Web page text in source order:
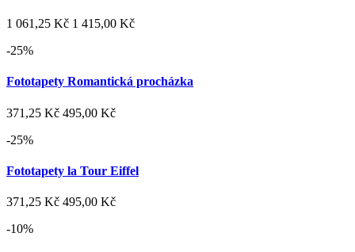
1 061,25 Kč 1 415,00 Kč
-25%
Fototapety Romantická procházka
371,25 Kč 495,00 Kč
-25%
Fototapety la Tour Eiffel
371,25 Kč 495,00 Kč
-10%